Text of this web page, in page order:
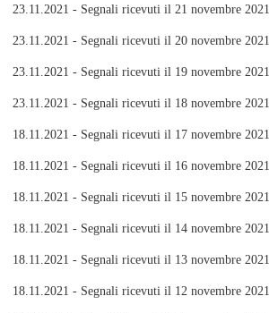
23.11.2021 - Segnali ricevuti il 21 novembre 2021
23.11.2021 - Segnali ricevuti il 20 novembre 2021
23.11.2021 - Segnali ricevuti il 19 novembre 2021
23.11.2021 - Segnali ricevuti il 18 novembre 2021
18.11.2021 - Segnali ricevuti il 17 novembre 2021
18.11.2021 - Segnali ricevuti il 16 novembre 2021
18.11.2021 - Segnali ricevuti il 15 novembre 2021
18.11.2021 - Segnali ricevuti il 14 novembre 2021
18.11.2021 - Segnali ricevuti il 13 novembre 2021
18.11.2021 - Segnali ricevuti il 12 novembre 2021